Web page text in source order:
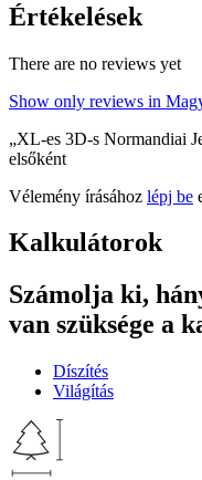
Értékelések
There are no reviews yet
Show only reviews in
„XL-es 3D-s Normandiai
elsőként
Vélemény írásához lépj be
Kalkulátorok
Számolja ki,
van szüksége a
Díszítés
Világítás